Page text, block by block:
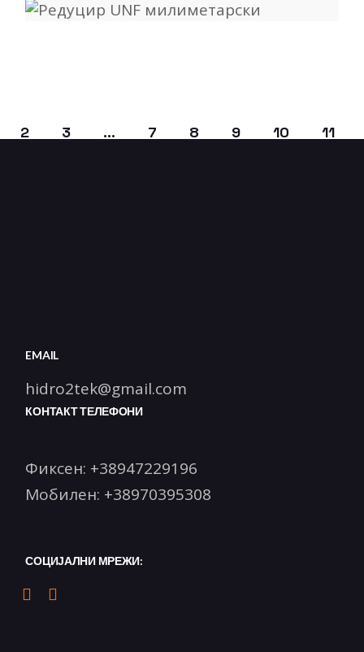
2 3 … 7 8 9 10 11
EMAIL
hidro2tek@gmail.com
КОНТАКТ ТЕЛЕФОНИ
Фиксен: +38947229196
Мобилен: +38970395308
СОЦИЈАЛНИ МРЕЖИ: